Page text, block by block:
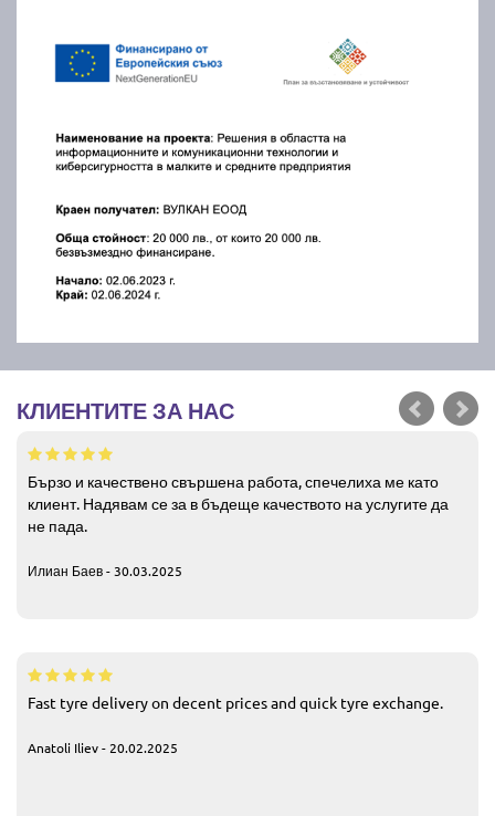
КЛИЕНТИТЕ ЗА НАС
Бързо и качествено свършена работа, спечелиха ме като
клиент. Надявам се за в бъдеще качеството на услугите да
не пада.
Илиан Баев - 30.03.2025
Fast tyre delivery on decent prices and quick tyre exchange.
Anatoli Iliev - 20.02.2025